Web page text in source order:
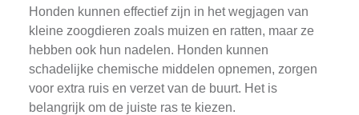
Honden kunnen effectief zijn in het wegjagen van
kleine zoogdieren zoals muizen en ratten, maar ze
hebben ook hun nadelen. Honden kunnen
schadelijke chemische middelen opnemen, zorgen
voor extra ruis en verzet van de buurt. Het is
belangrijk om de juiste ras te kiezen.